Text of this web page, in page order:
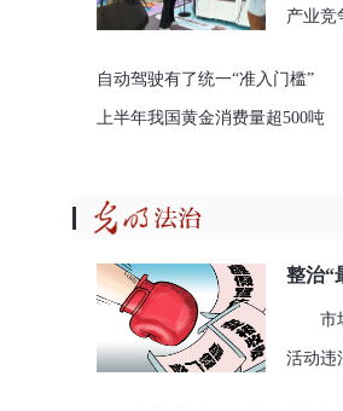
产业竞
自动驾驶有了统一“准入门槛”
上半年我国黄金消费量超500吨
整治“
市
活动违